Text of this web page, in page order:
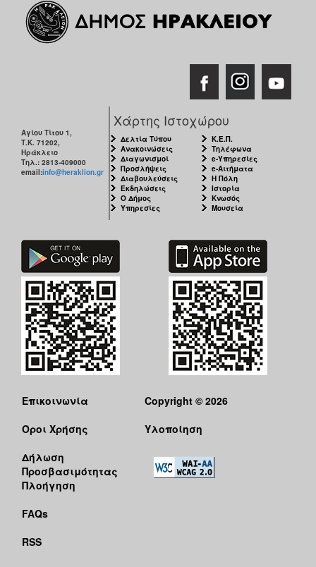
Αγίου Τίτου 1,
Τ.Κ. 71202,
Ηράκλειο
Τηλ.: 2813-409000
email:info@heraklion.gr
Χάρτης Ιστοχώρου
Δελτία Τύπου
Ανακοινώσεις
Διαγωνισμοί
Προσλήψεις
Διαβουλεύσεις
Εκδηλώσεις
Ο Δήμος
Υπηρεσίες
Κ.Ε.Π.
Τηλέφωνα
e-Υπηρεσίες
e-Αιτήματα
Η Πόλη
Ιστορία
Κνωσός
Μουσεία
Επικοινωνία
Όροι Χρήσης
Δήλωση
Προσβασιμότητας
Πλοήγηση
FAQs
RSS
Copyright © 2026
Υλοποίηση